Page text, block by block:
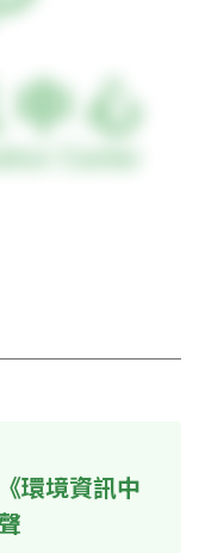
環境資訊中